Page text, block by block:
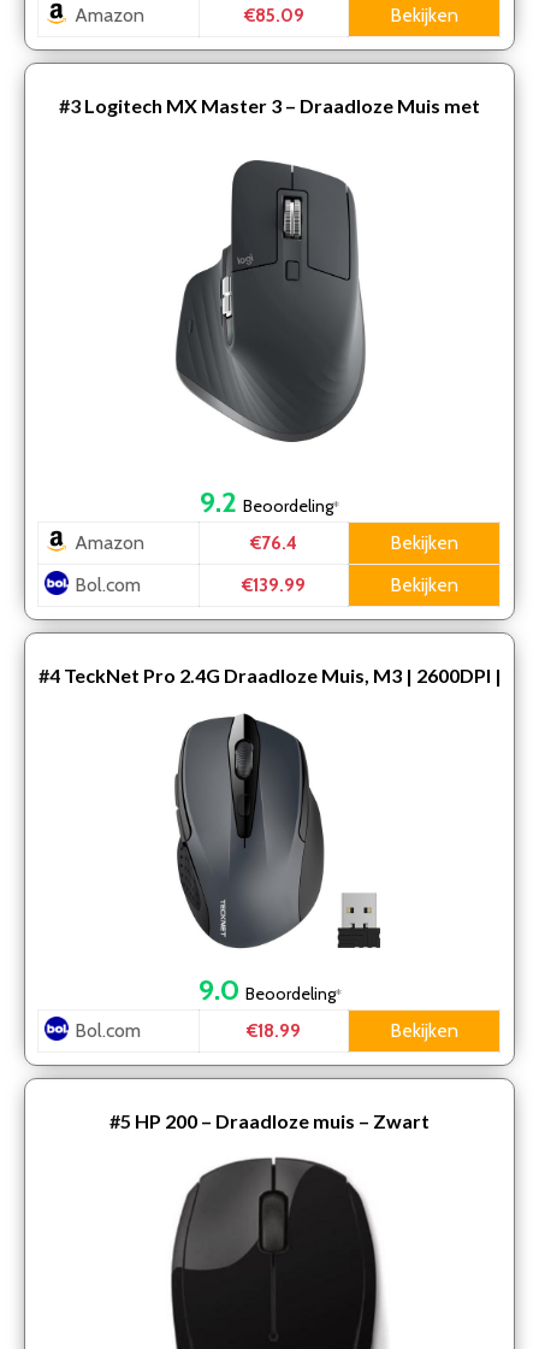
Amazon
€85.09 Bekijken
#3 Logitech MX Master 3 – Draadloze Muis met
9.2 Beoordeling*
Amazon €76.4
Bekijken
Bol.com
€139.99 Bekijken
#4 TeckNet Pro 2.4G Draadloze Muis, M3 | 2600DPI |
Grijs
9.0 Beoordeling*
Bol.com €18.99 Bekijken
#5 HP 200 – Draadloze muis – Zwart